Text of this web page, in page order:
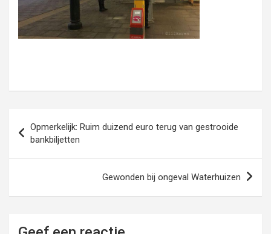
navigatie
Opmerkelijk: Ruim duizend euro terug van gestrooide
bankbiljetten
Gewonden bij ongeval Waterhuizen